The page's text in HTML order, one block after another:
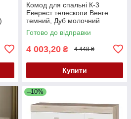
Комод для спальні К-3
Еверест телескопи Венге
темний, Дуб молочний
(100х38х73 см)
Готово до відправки
4 003,20 ₴ 4 448 ₴
Купити
–10%